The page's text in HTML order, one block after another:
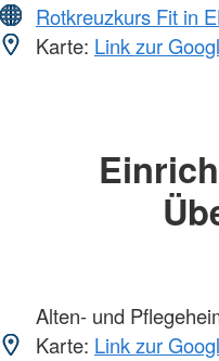
Rotkreuzkurs Fit in
Karte: Link zur
Alten- und
Karte: Link zur